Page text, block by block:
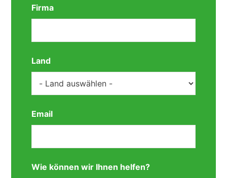
Firma
Land
Email
Wie können wir Ihnen helfen?